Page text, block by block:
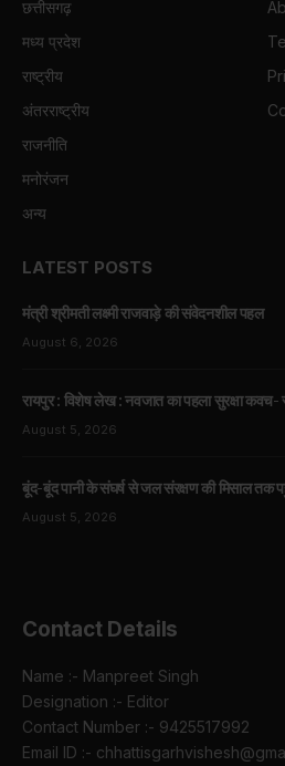
छत्तीसगढ़
मध्य प्रदेश
राष्ट्रीय
अंतरराष्ट्रीय
राजनीति
मनोरंजन
अन्य
LATEST POSTS
मंत्री श्रीमती लक्ष्मी राजवाड़े की संवेदनशील पहल
August 6, 2026
रायपुर : विशेष लेख : नवजात का पहला सुरक्षा
August 5, 2026
बूंद-बूंद पानी के संघर्ष से जल संरक्षण की मिसाल तक
August 5, 2026
Contact Details
Name :- Manpreet Singh
Designation :- Editor
Contact Number :- 9425517992
Email ID :-